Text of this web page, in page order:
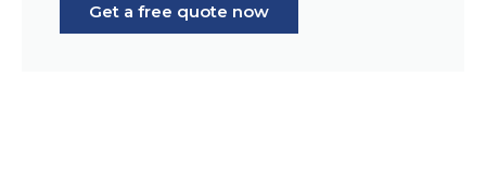
Get a free quote now